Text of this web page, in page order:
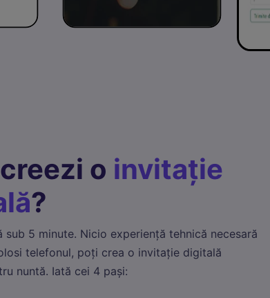
o invitație
?
sub 5 minute. Nicio experiență tehnică necesară
telefonul, poți crea o invitație digitală
nuntă. Iată cei 4 pași: